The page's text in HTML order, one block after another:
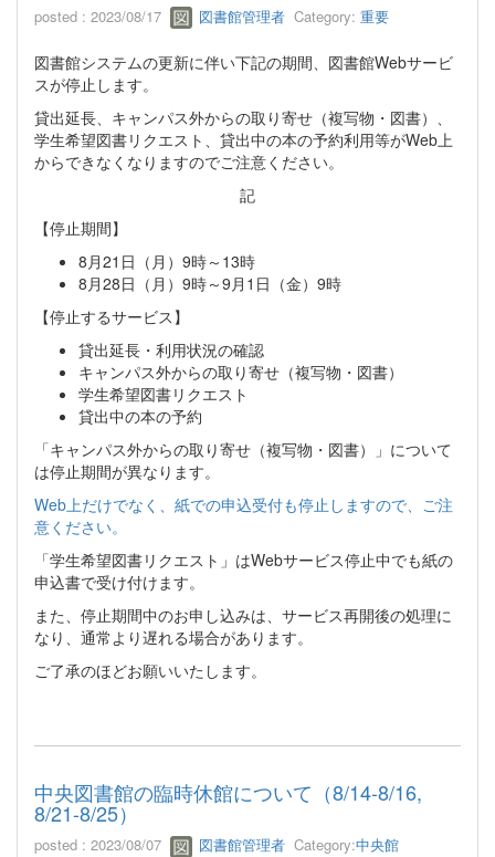
posted : 2023/08/17 図書館管理者 Category: 重要
図書館システムの更新に伴い下記の期間、図書館Webサービ
スが停止します。
貸出延長、キャンパス外からの取り寄せ（複写物・図書）、
学生希望図書リクエスト、貸出中の本の予約利用等がWeb上
からできなくなりますのでご注意ください。
記
【停止期間】
8月21日（月）9時～13時
8月28日（月）9時～9月1日（金）9時
【停止するサービス】
貸出延長・利用状況の確認
キャンパス外からの取り寄せ（複写物・図書）
学生希望図書リクエスト
貸出中の本の予約
「キャンパス外からの取り寄せ（複写物・図書）」について
は停止期間が異なります。
Web上だけでなく、紙での申込受付も停止しますので、ご注
意ください。
「学生希望図書リクエスト」はWebサービス停止中でも紙の
申込書で受け付けます。
また、停止期間中のお申し込みは、サービス再開後の処理に
なり、通常より遅れる場合があります。
ご了承のほどお願いいたします。
中央図書館の臨時休館について（8/14-8/16,
8/21-8/25）
posted : 2023/08/07 図書館管理者 Category:中央館